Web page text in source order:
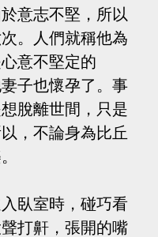
意志不堅，所以
。人們就稱他為
意不堅定的
子也懷孕了。事
脫離世間，只是
，不論身為比丘
臥室時，碰巧看
打鼾，張開的嘴